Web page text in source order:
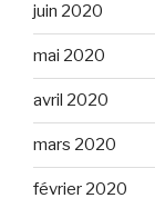
juin 2020
mai 2020
avril 2020
mars 2020
février 2020